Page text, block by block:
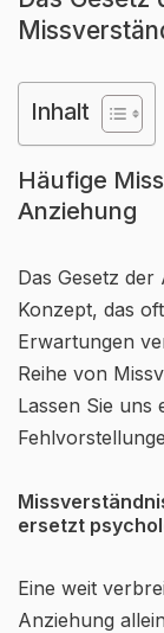
Inhalt
Häufige
Anziehung
Das Gesetz
Konzept, das
Erwartungen
Reihe von
Lassen Sie uns
ersetzt
Eine weit
Anziehung